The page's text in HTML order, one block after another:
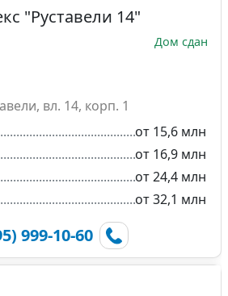
"Руставели 14"
Дом сдан
вл. 14, корп. 1
от 15,6 млн
от 16,9 млн
от 24,4 млн
от 32,1 млн
999-10-60